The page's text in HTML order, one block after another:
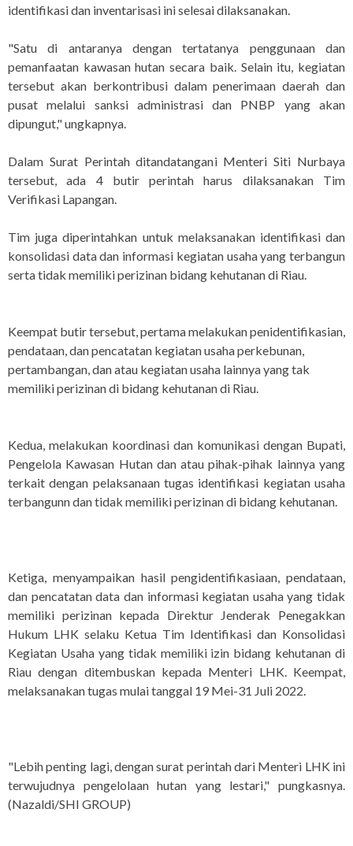
identifikasi dan inventarisasi ini selesai dilaksanakan.
"Satu di antaranya dengan tertatanya penggunaan dan
pemanfaatan kawasan hutan secara baik. Selain itu, kegiatan
tersebut akan berkontribusi dalam penerimaan daerah dan
pusat melalui sanksi administrasi dan PNBP yang akan
dipungut," ungkapnya.
Dalam Surat Perintah ditandatangani Menteri Siti Nurbaya
tersebut, ada 4 butir perintah harus dilaksanakan Tim
Verifikasi Lapangan.
Tim juga diperintahkan untuk melaksanakan identifikasi dan
konsolidasi data dan informasi kegiatan usaha yang terbangun
serta tidak memiliki perizinan bidang kehutanan di Riau.
Keempat butir tersebut, pertama melakukan penidentifikasian,
pendataan, dan pencatatan kegiatan usaha perkebunan,
pertambangan, dan atau kegiatan usaha lainnya yang tak
memiliki perizinan di bidang kehutanan di Riau.
Kedua, melakukan koordinasi dan komunikasi dengan Bupati,
Pengelola Kawasan Hutan dan atau pihak-pihak lainnya yang
terkait dengan pelaksanaan tugas identifikasi kegiatan usaha
terbangunn dan tidak memiliki perizinan di bidang kehutanan.
Ketiga, menyampaikan hasil pengidentifikasiaan, pendataan,
dan pencatatan data dan informasi kegiatan usaha yang tidak
memiliki perizinan kepada Direktur Jenderak Penegakkan
Hukum LHK selaku Ketua Tim Identifikasi dan Konsolidasi
Kegiatan Usaha yang tidak memiliki izin bidang kehutanan di
Riau dengan ditembuskan kepada Menteri LHK. Keempat,
melaksanakan tugas mulai tanggal 19 Mei-31 Juli 2022.
"Lebih penting lagi, dengan surat perintah dari Menteri LHK ini
terwujudnya pengelolaan hutan yang lestari," pungkasnya.
(Nazaldi/SHI GROUP)